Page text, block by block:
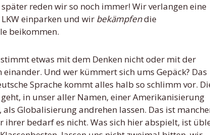
reden wir so noch immer! Wir verlangen eine
einparken und wir bekämpfendie
beikommen.
etwas mit dem Denken nicht oder mit der
Und wer kümmert sich ums Gepäck? Das
Sprache kommt alles halb so schlimm vor.
in unser aller Namen, einer Amerikanisierung
Globalisierung andrehen lassen. Das ist
ihrer bedarf es nicht. Was sich hier abspielt, ist